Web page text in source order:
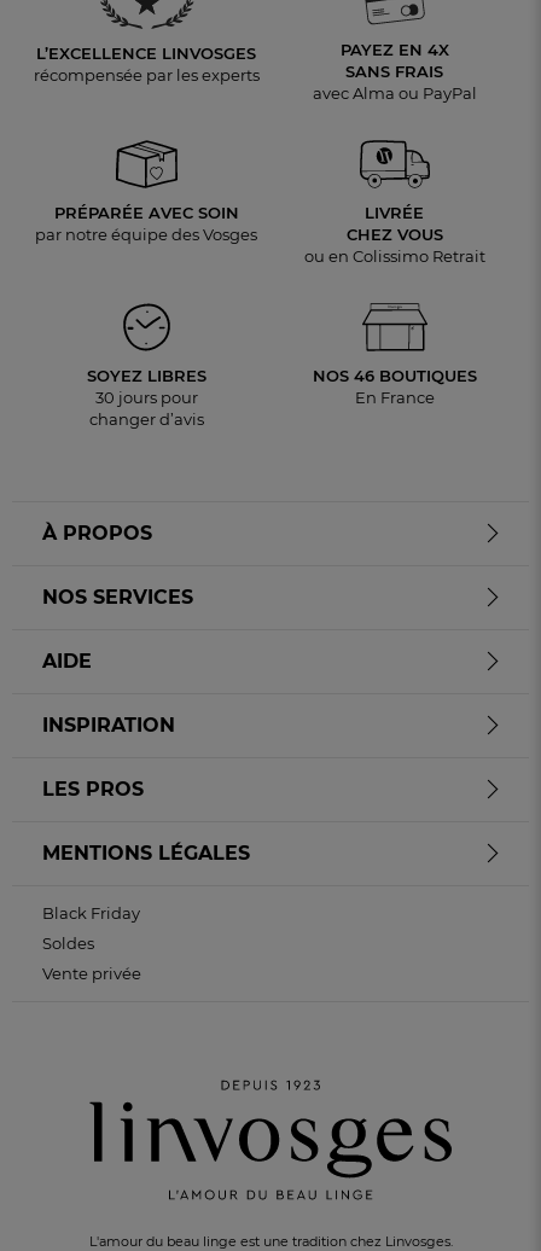
L’EXCELLENCE LINVOSGES
récompensée par les experts
PAYEZ EN 4X
SANS FRAIS
avec Alma ou PayPal
PRÉPARÉE AVEC SOIN
par notre équipe des Vosges
LIVRÉE
CHEZ VOUS
ou en Colissimo Retrait
SOYEZ LIBRES
30 jours pour
changer d’avis
NOS 46 BOUTIQUES
En France
L'amour du beau linge est une tradition chez Linvosges.
À PROPOS
NOS SERVICES
AIDE
INSPIRATION
LES PROS
MENTIONS LÉGALES
Black Friday
Soldes
Vente privée